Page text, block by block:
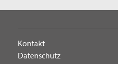
Kontakt
Datenschutz